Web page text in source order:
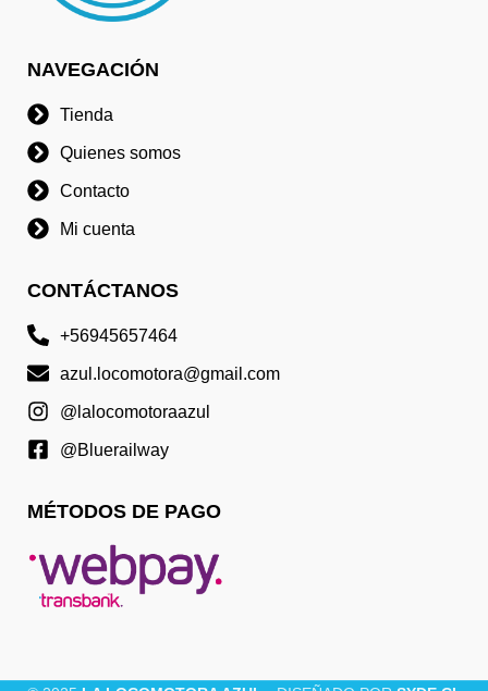
NAVEGACIÓN
Tienda
Quienes somos
Contacto
Mi cuenta
CONTÁCTANOS
+56945657464
azul.locomotora@gmail.com
@lalocomotoraazul
@Bluerailway
MÉTODOS DE PAGO